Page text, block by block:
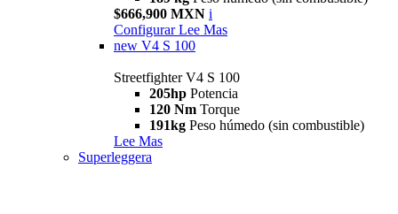
$666,900 MXN i
Configurar Lee Mas
new V4 S 100
Streetfighter V4 S 100
205hp Potencia
120 Nm Torque
191kg Peso húmedo (sin combustible)
Lee Mas
Superleggera